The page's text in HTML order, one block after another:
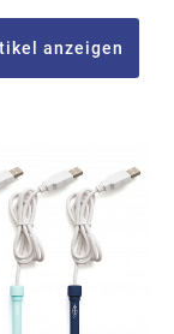
anzeigen